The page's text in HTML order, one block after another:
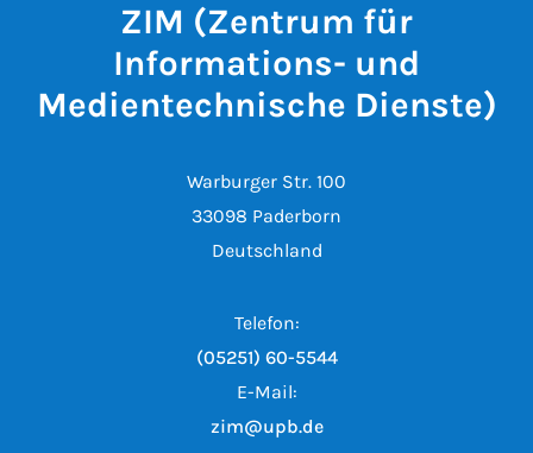
ZIM (Zentrum für
Informations- und
Medientechnische Dienste)
Warburger Str. 100
33098 Paderborn
Deutschland
Telefon:
(05251) 60-5544
E-Mail:
zim@upb.de